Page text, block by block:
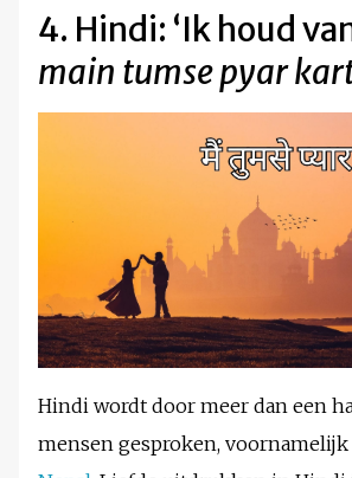
4. Hindi: ‘Ik houd
main tumse pyar
Hindi wordt door meer dan een
mensen gesproken,